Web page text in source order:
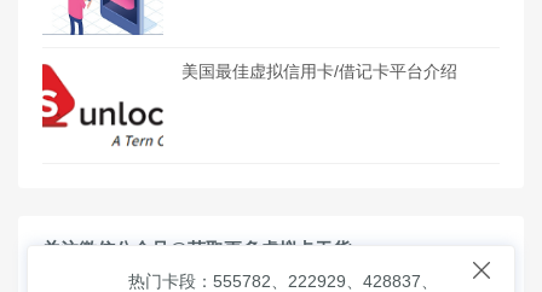
美国最佳虚拟信用卡/借记卡平台介绍
关注微信公众号@获取更多虚拟卡干货

热门卡段：555782、222929、428837、